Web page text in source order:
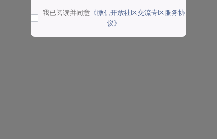
我已阅读并同意 《微信开放社区交流专区服务协
议》